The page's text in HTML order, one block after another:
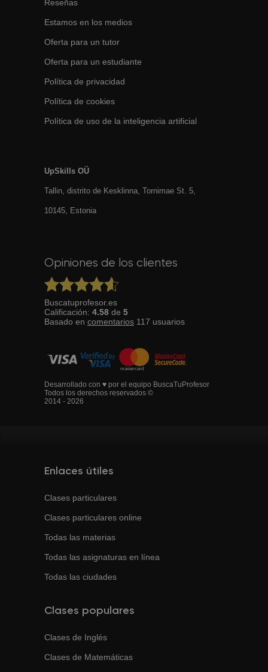
Reseñas
Estamos en los medios
Oferta para un tutor
Oferta para un estudiante
Política de privacidad
Política de cookies
Política de uso de la inteligencia artificial
UpSkills OÜ
Tallin, distrito de Kesklinna, Tornimаe St. 5,
10145, Estonia
Opiniones de los clientes
Buscatuprofesor.es
Calificación: 4.58 de 5
Basado en comentarios 117 usuarios
Desarrollado con ♥ por el equipo BuscaTuProfesor
Todos los derechos reservados ©
2014 - 2026
Enlaces útiles
Clases particulares
Clases particulares online
Todas las materias
Todas las asignaturas en línea
Todas las ciudades
Clases populares
Clases de Inglés
Clases de Matemáticas